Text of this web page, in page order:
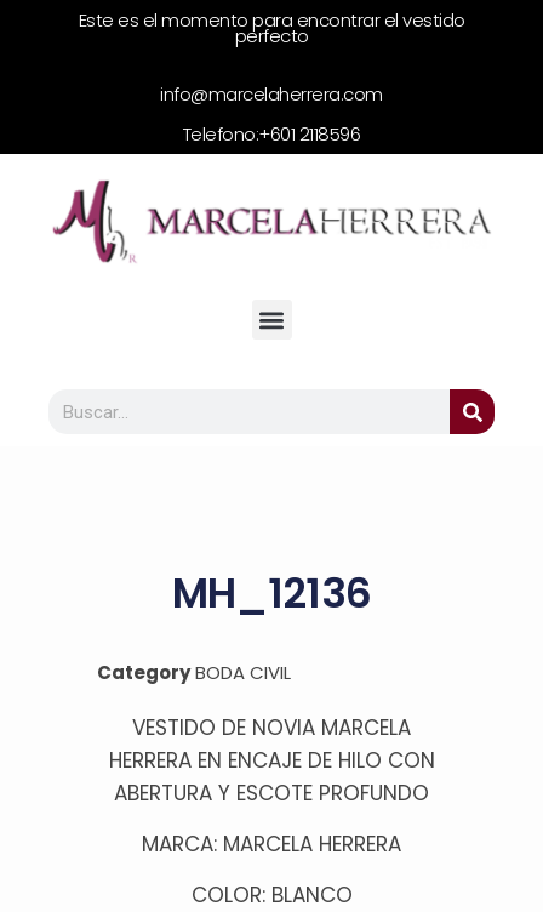
Este es el momento para encontrar el vestido
perfecto
info@marcelaherrera.com
Telefono:+601 2118596
MH_12136
CategoryBODA CIVIL
VESTIDO DE NOVIA MARCELA
HERRERA EN ENCAJE DE HILO CON
ABERTURA Y ESCOTE PROFUNDO
MARCA: MARCELA HERRERA
COLOR: BLANCO